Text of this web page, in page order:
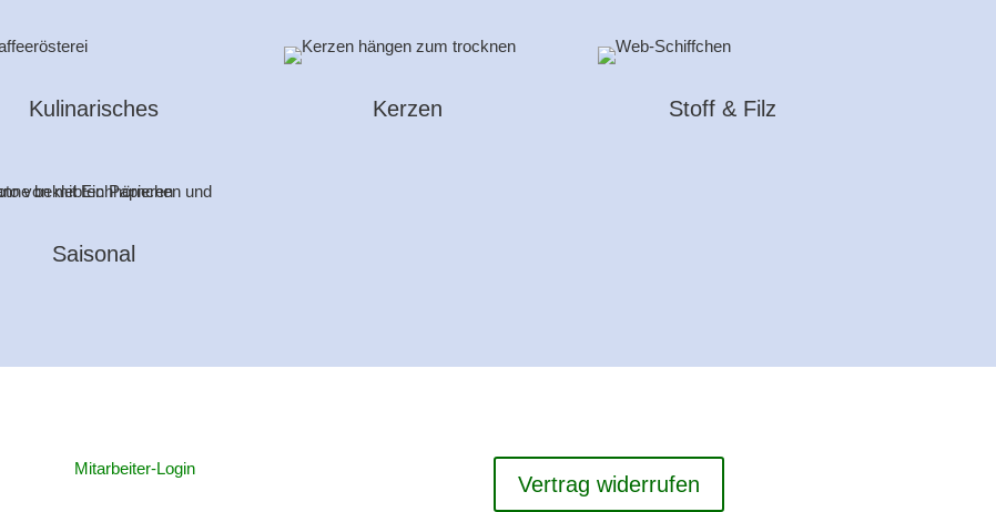
Kulinarisches Kerzen Stoff & Filz
Saisonal
Mitarbeiter-Login
Vertrag widerrufen